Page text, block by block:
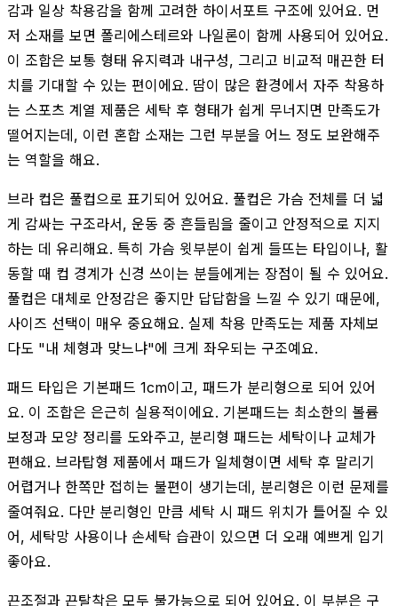
감과 일상 착용감을 함께 고려한 하이서포트 구조에 있어요. 먼
저 소재를 보면 폴리에스테르와 나일론이 함께 사용되어 있어요.
이 조합은 보통 형태 유지력과 내구성, 그리고 비교적 매끈한 터
치를 기대할 수 있는 편이에요. 땀이 많은 환경에서 자주 착용하
는 스포츠 계열 제품은 세탁 후 형태가 쉽게 무너지면 만족도가
떨어지는데, 이런 혼합 소재는 그런 부분을 어느 정도 보완해주
는 역할을 해요.
브라 컵은 풀컵으로 표기되어 있어요. 풀컵은 가슴 전체를 더 넓
게 감싸는 구조라서, 운동 중 흔들림을 줄이고 안정적으로 지지
하는 데 유리해요. 특히 가슴 윗부분이 쉽게 들뜨는 타입이나, 활
동할 때 컵 경계가 신경 쓰이는 분들에게는 장점이 될 수 있어요.
풀컵은 대체로 안정감은 좋지만 답답함을 느낄 수 있기 때문에,
사이즈 선택이 매우 중요해요. 실제 착용 만족도는 제품 자체보
다도 "내 체형과 맞느냐"에 크게 좌우되는 구조예요.
패드 타입은 기본패드 1cm이고, 패드가 분리형으로 되어 있어
요. 이 조합은 은근히 실용적이에요. 기본패드는 최소한의 볼륨
보정과 모양 정리를 도와주고, 분리형 패드는 세탁이나 교체가
편해요. 브라탑형 제품에서 패드가 일체형이면 세탁 후 말리기
어렵거나 한쪽만 접히는 불편이 생기는데, 분리형은 이런 문제를
줄여줘요. 다만 분리형인 만큼 세탁 시 패드 위치가 틀어질 수 있
어, 세탁망 사용이나 손세탁 습관이 있으면 더 오래 예쁘게 입기
좋아요.
끈조절과 끈탈착은 모두 불가능으로 되어 있어요. 이 부분은 구